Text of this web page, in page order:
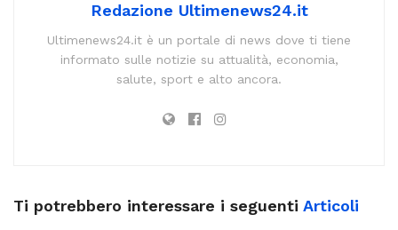
Redazione Ultimenews24.it
Ultimenews24.it è un portale di news dove ti tiene
informato sulle notizie su attualità, economia,
salute, sport e alto ancora.
Ti potrebbero interessare i seguenti Articoli